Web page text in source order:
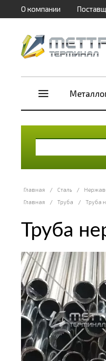
О компании
Главная / Сталь /
Главная
/ Труба / Труба
Труба